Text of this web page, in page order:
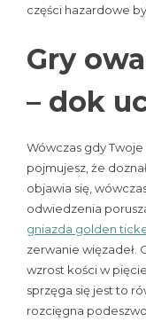
części hazardowe
Gry
– dok
Wówczas gdy
pojmujesz, że
objawia się,
odwiedzenia
gniazda golden
zerwanie więzadeł.
wzrost kości w
sprzęga się jest to
rozcięgna